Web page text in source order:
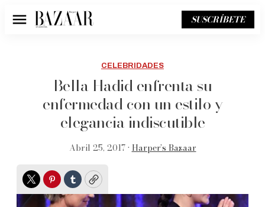
Menú SUSCRÍBETE
CELEBRIDADES
Bella Hadid enfrenta su
enfermedad con un estilo y
elegancia indiscutible
Abril 25, 2017 • Harper’s Bazaar
TwitterPinterest
TumblrCopy